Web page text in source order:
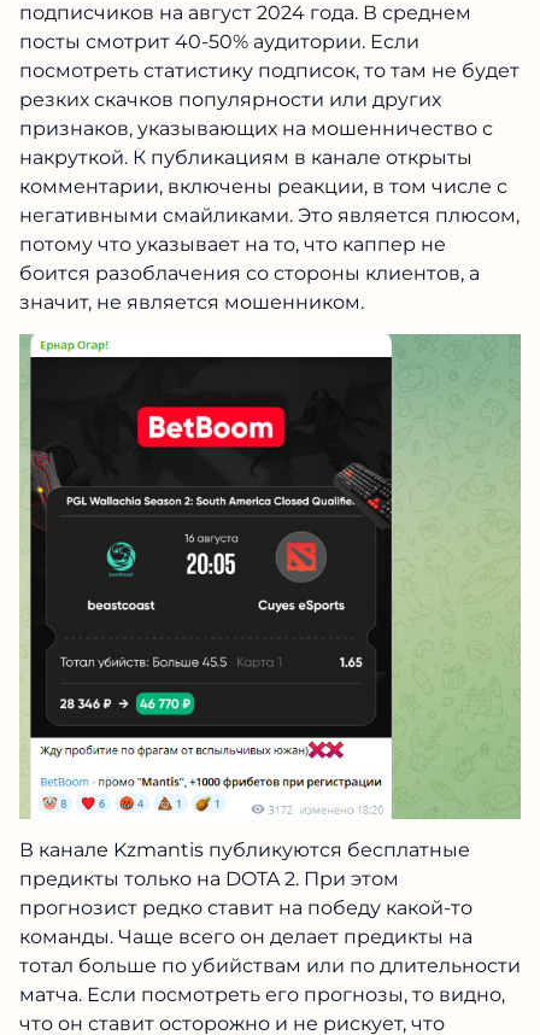
подписчиков на август 2024 года. В среднем
посты смотрит 40-50% аудитории. Если
посмотреть статистику подписок, то там не будет
резких скачков популярности или других
признаков, указывающих на мошенничество с
накруткой. К публикациям в канале открыты
комментарии, включены реакции, в том числе с
негативными смайликами. Это является плюсом,
потому что указывает на то, что каппер не
боится разоблачения со стороны клиентов, а
значит, не является мошенником.
В канале Kzmantis публикуются бесплатные
предикты только на DOTA 2. При этом
прогнозист редко ставит на победу какой-то
команды. Чаще всего он делает предикты на
тотал больше по убийствам или по длительности
матча. Если посмотреть его прогнозы, то видно,
что он ставит осторожно и не рискует, что